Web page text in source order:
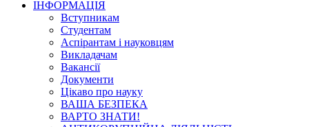
ІНФОРМАЦІЯ
Вступникам
Студентам
Аспірантам і науковцям
Викладачам
Вакансії
Документи
Цікаво про науку
ВАША БЕЗПЕКА
ВАРТО ЗНАТИ!